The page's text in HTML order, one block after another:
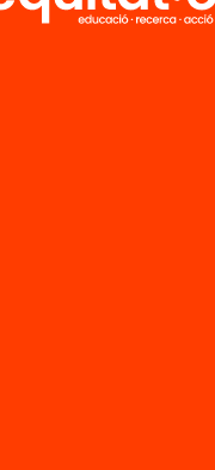
en el HUB
08010 Barcelona
parte de...